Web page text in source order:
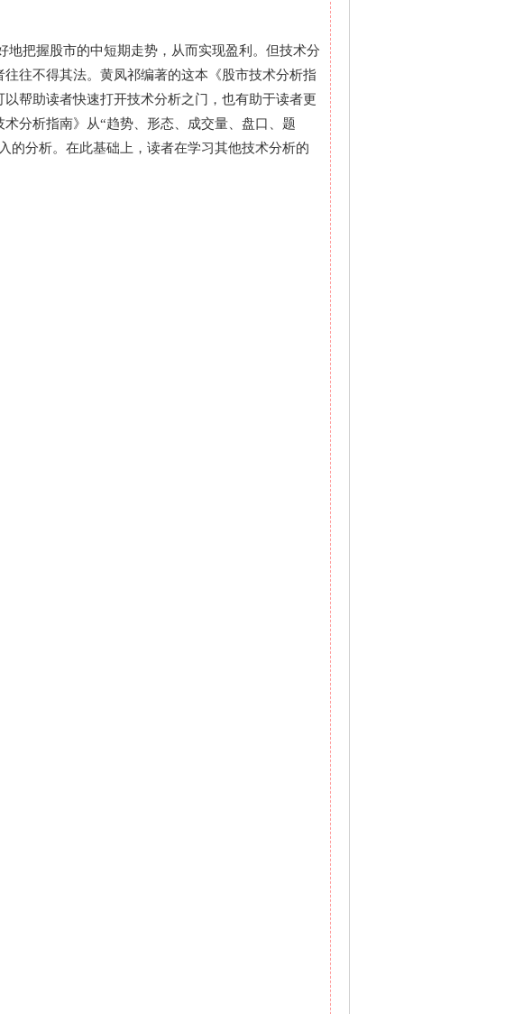
把握股市的中短期走势，从而实现盈利。但技术分
往不得其法。黄凤祁编著的这本《股市技术分析指
帮助读者快速打开技术分析之门，也有助于读者更
分析指南》从“趋势、形态、成交量、盘口、题
的分析。在此基础上，读者在学习其他技术分析的